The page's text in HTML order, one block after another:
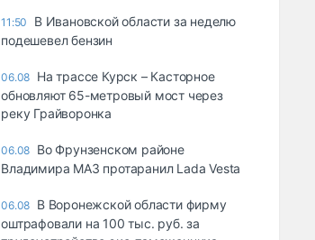
11:50
В Ивановской области за неделю
подешевел бензин
06.08 На трассе Курск – Касторное
обновляют 65-метровый мост через
реку Грайворонка
06.08 Во Фрунзенском районе
Владимира МАЗ протаранил Lada Vesta
06.08 В Воронежской области фирму
оштрафовали на 100 тыс. руб. за